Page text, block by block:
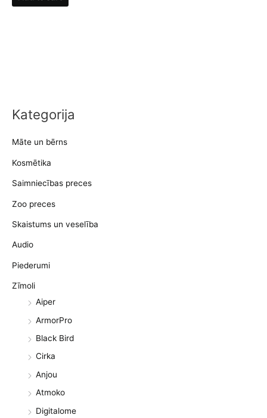
Kategorija
Māte un bērns
Kosmētika
Saimniecības preces
Zoo preces
Skaistums un veselība
Audio
Piederumi
Zīmoli
Aiper
ArmorPro
Black Bird
Cirka
Anjou
Atmoko
Digitalome